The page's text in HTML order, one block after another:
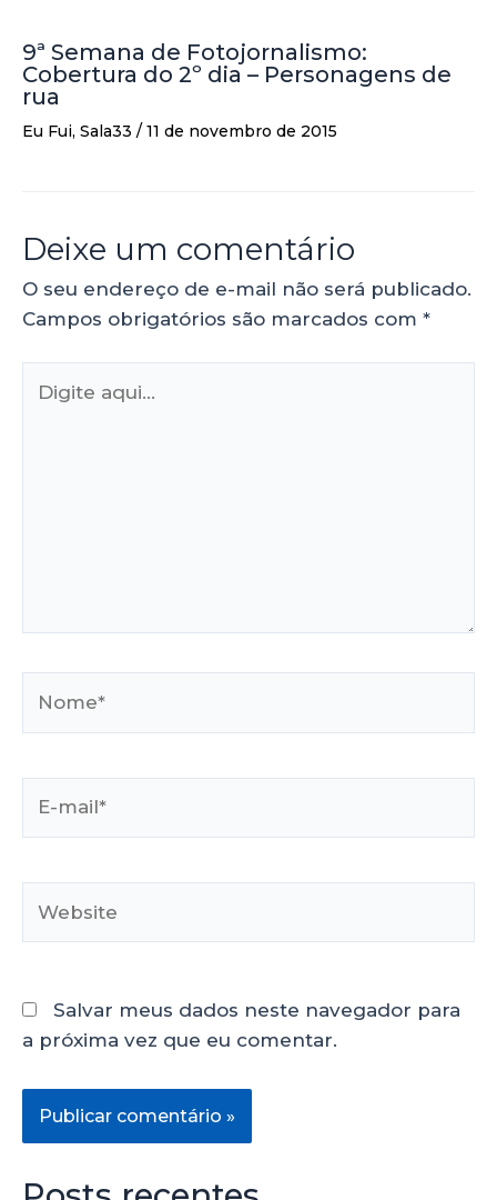
9ª Semana de Fotojornalismo:
Cobertura do 2º dia – Personagens de
rua
Eu Fui, Sala33 / 11 de novembro de 2015
Deixe um comentário
O seu endereço de e-mail não será publicado.
Campos obrigatórios são marcados com *
Salvar meus dados neste navegador para
a próxima vez que eu comentar.